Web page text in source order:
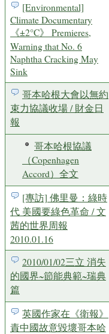
[Environmental]
Climate Documentary
《±2°C》 Premieres,
Warning that No. 6
Naphtha Cracking May
Sink
哥本哈根大會以無約
束力協議收場 / 財金日
報
哥本哈根協議
（Copenhagen
Accord）全文
[專訪] 佛里曼：綠時
代 美國要綠色革命 / 文
茜的世界周報
2010.01.16
2010/01/02三立 消失
的國界~節能典範~瑞典
篇
英國作家在《衛報》
責中國故意毀壞哥本哈